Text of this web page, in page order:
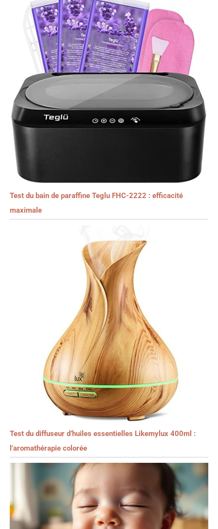
Test du bain de paraffine Teglu FHC-2222 : efficacité
maximale
Test du diffuseur d’huiles essentielles Likemylux 400ml :
l’aromathérapie colorée